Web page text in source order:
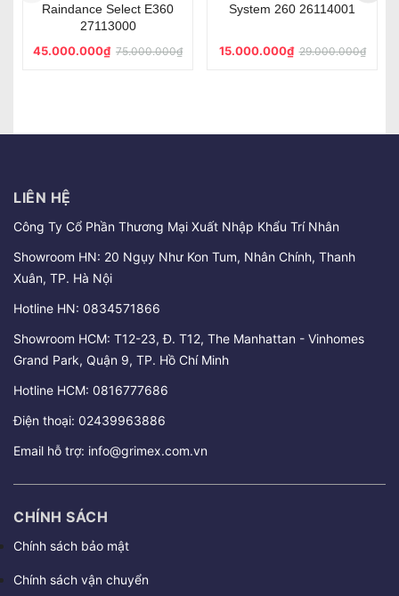
System 260 27296002
18.500.000₫ 28.000.000₫
System 180 27296001
8.900.000₫ 16.000.000₫
LIÊN HỆ
Công Ty Cổ Phần Thương Mại Xuất Nhập Khẩu Trí Nhân
Showroom HN: 20 Ngụy Như Kon Tum, Nhân Chính, Thanh
Xuân, TP. Hà Nội
Hotline HN: 0834571866
Showroom HCM: T12-23, Đ. T12, The Manhattan - Vinhomes
Grand Park, Quận 9, TP. Hồ Chí Minh
Hotline HCM: 0816777686
Điện thoại: 02439963886
Email hỗ trợ: info@grimex.com.vn
CHÍNH SÁCH
Chính sách bảo mật
Chính sách vận chuyển